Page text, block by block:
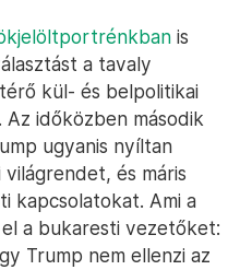
is
a tavaly
kül- és belpolitikai
időközben második
ugyanis nyíltan
és máris
kapcsolatokat. Ami a
a bukaresti vezetőket:
Trump nem ellenzi az